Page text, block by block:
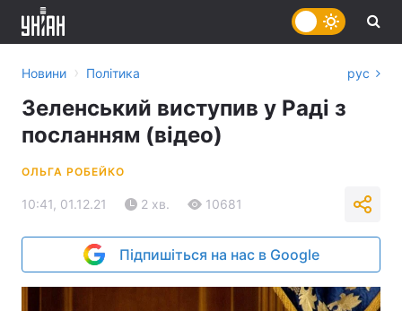
Новини › Політика рус
Зеленський виступив у Раді з
посланням (відео)
ОЛЬГА РОБЕЙКО
10:41, 01.12.21 2 хв. 10681
Підпишіться на нас в Google